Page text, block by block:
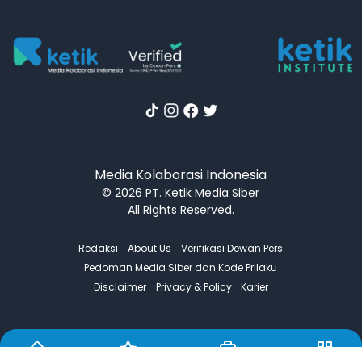
Media Kolaborasi Indonesia
© 2026 PT. Ketik Media Siber
All Rights Reserved.
Redaksi About Us
Verifikasi Dewan Pers
Pedoman Media Siber dan Kode Prilaku
Disclaimer
Privacy & Policy Karier